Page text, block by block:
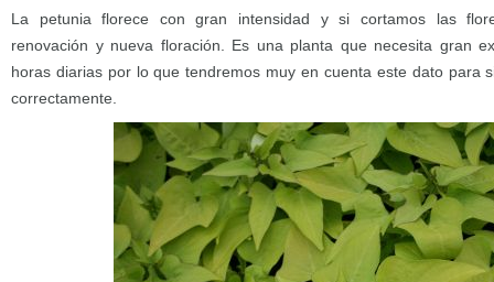
La petunia florece con gran intensidad y si cortamos las
renovación y nueva floración. Es una planta que necesita gran
horas diarias por lo que tendremos muy en cuenta este dato para
correctamente.